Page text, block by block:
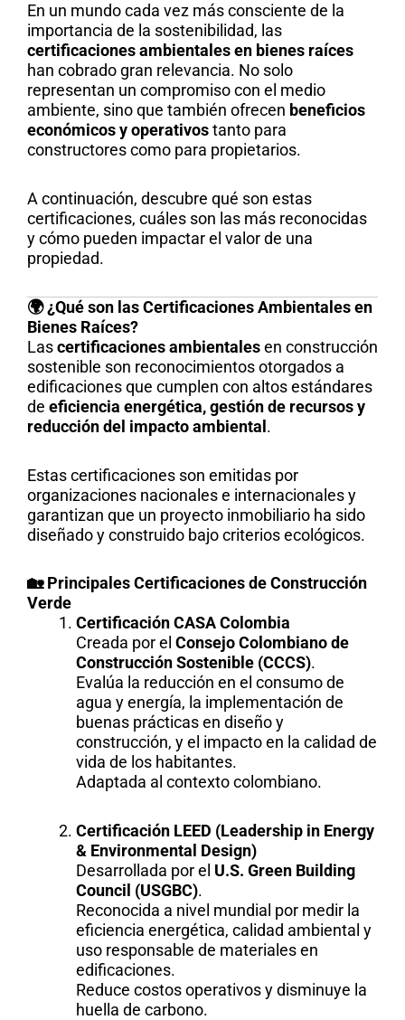
En un mundo cada vez más consciente de la
importancia de la sostenibilidad, las
certificaciones ambientales en bienes raíces
han cobrado gran relevancia. No solo
representan un compromiso con el medio
ambiente, sino que también ofrecen beneficios
económicos y operativostanto para
constructores como para propietarios.
A continuación, descubre qué son estas
certificaciones, cuáles son las más reconocidas
y cómo pueden impactar el valor de una
propiedad.
🌍 ¿Qué son las Certificaciones Ambientales en
Bienes Raíces?
Lascertificaciones ambientalesen construcción
sostenible son reconocimientos otorgados a
edificaciones que cumplen con altos estándares
de eficiencia energética, gestión de recursos y
reducción del impacto ambiental .
Estas certificaciones son emitidas por
organizaciones nacionales e internacionales y
garantizan que un proyecto inmobiliario ha sido
diseñado y construido bajo criterios ecológicos.
🏡 Principales Certificaciones de Construcción
Verde
Certificación CASA Colombia
Creada por el Consejo Colombiano de
Construcción Sostenible (CCCS).
Evalúa la reducción en el consumo de
agua y energía, la implementación de
buenas prácticas en diseño y
construcción, y el impacto en la calidad de
vida de los habitantes.
Adaptada al contexto colombiano.
Certificación LEED (Leadership in Energy
& Environmental Design)
Desarrollada por el U.S. Green Building
Council (USGBC).
Reconocida a nivel mundial por medir la
eficiencia energética, calidad ambiental y
uso responsable de materiales en
edificaciones.
Reduce costos operativos y disminuye la
huella de carbono.